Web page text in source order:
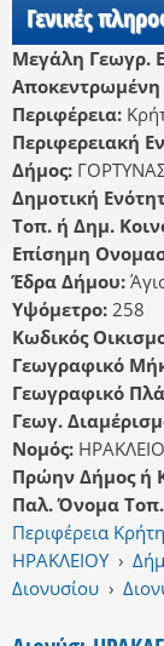
Γενικές
Μεγάλη Γεωγρ.
Αποκεντρωμένη
Περιφέρεια:
Περιφερειακή
Δήμος:
Δημοτική
Τοπ. ή Δημ.
Επίσημη
Έδρα Δήμου:
Υψόμετρο: 258
Κωδικός
Γεωγραφικό
Γεωγραφικό
Γεωγ.
Νομός:
Πρώην Δήμος ή
Παλ. Όνομα Τοπ.
Περιφέρεια
ΗΡΑΚΛΕΙΟΥ ›
Διονυσίου ›